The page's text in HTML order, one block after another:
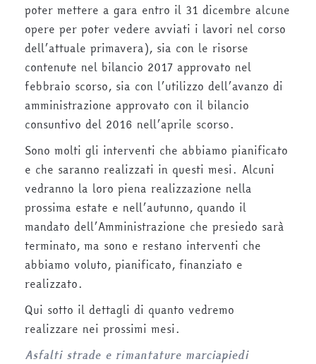
poter mettere a gara entro il 31 dicembre alcune
opere per poter vedere avviati i lavori nel corso
dell’attuale primavera), sia con le risorse
contenute nel bilancio 2017 approvato nel
febbraio scorso, sia con l’utilizzo dell’avanzo di
amministrazione approvato con il bilancio
consuntivo del 2016 nell’aprile scorso.
Sono molti gli interventi che abbiamo pianificato
e che saranno realizzati in questi mesi. Alcuni
vedranno la loro piena realizzazione nella
prossima estate e nell’autunno, quando il
mandato dell’Amministrazione che presiedo sarà
terminato, ma sono e restano interventi che
abbiamo voluto, pianificato, finanziato e
realizzato.
Qui sotto il dettagli di quanto vedremo
realizzare nei prossimi mesi.
Asfalti strade e rimantature marciapiedi